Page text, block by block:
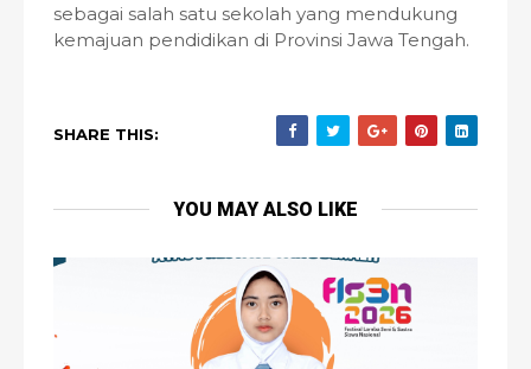
sebagai salah satu sekolah yang mendukung
kemajuan pendidikan di Provinsi Jawa Tengah.
SHARE THIS:
YOU MAY ALSO LIKE